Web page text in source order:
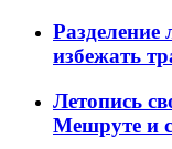
избежать
Летопись
Мешруте и